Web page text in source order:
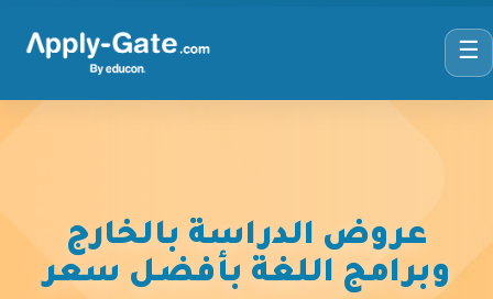
☰
عروض الدراسة بالخارج
وبرامج اللغة بأفضل سعر